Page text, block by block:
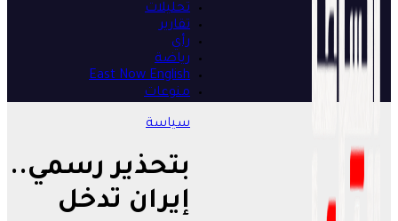
تحليلات
تقارير
رأي
رياضة
East Now English
منوعات
سياسة
بتحذير رسمي..
إيران تدخل